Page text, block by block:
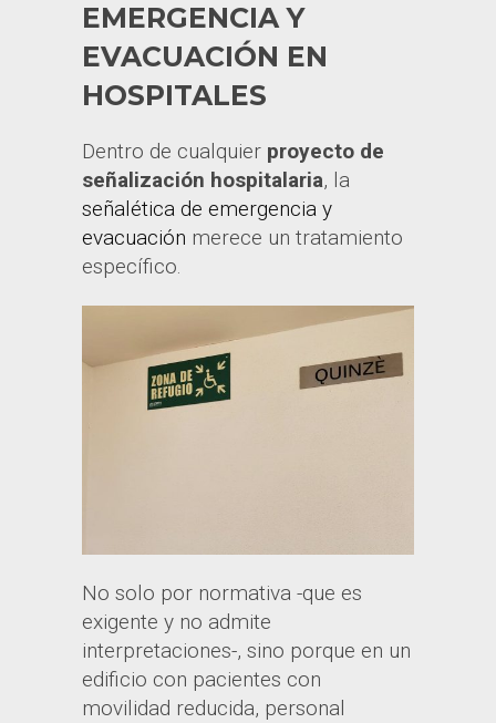
EMERGENCIA Y
EVACUACIÓN EN
HOSPITALES
Dentro de cualquier proyecto de
señalización hospitalaria, la
señalética de emergencia y
evacuación merece un tratamiento
específico.
No solo por normativa -que es
exigente y no admite
interpretaciones-, sino porque en un
edificio con pacientes con
movilidad reducida, personal